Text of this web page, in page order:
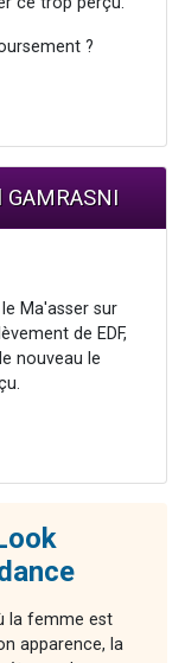
?
Ma'asser sur
de EDF,
nouveau le
la femme est
apparence, la